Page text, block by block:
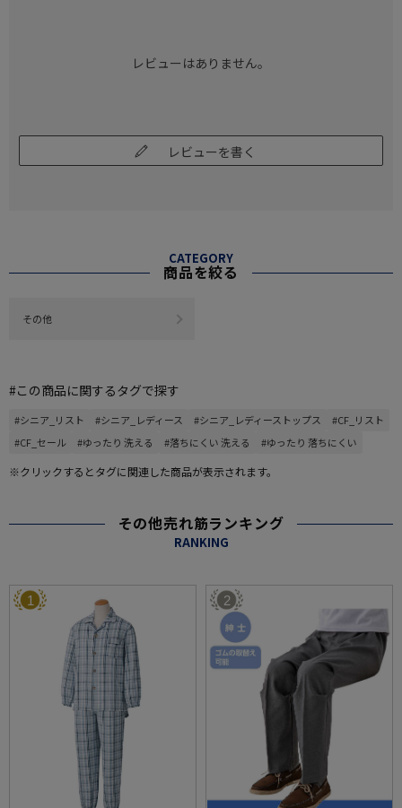
レビューはありません。
レビューを書く
CATEGORY
商品を絞る
その他
#この商品に関するタグで探す
#シニア_リスト #シニア_レディース #シニア_レディーストップス
#CF_リスト
#CF_セール
#ゆったり 洗える #落ちにくい 洗える #ゆったり 落ちにくい
※クリックするとタグに関連した商品が表示されます。
その他売れ筋ランキング
RANKING
1 2